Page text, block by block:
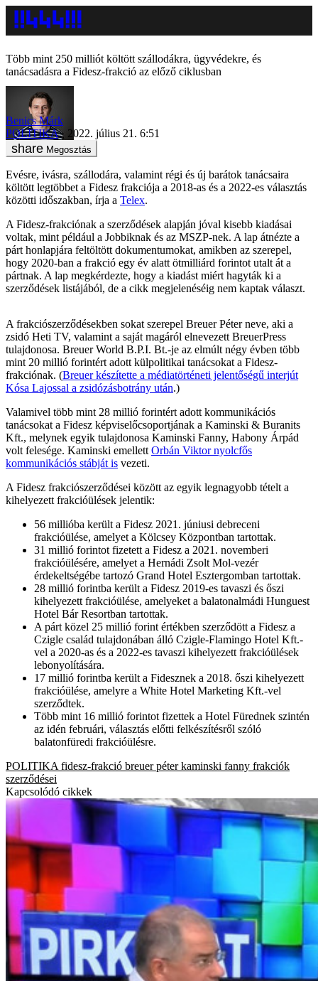
Több mint 250 milliót költött szállodákra, ügyvédekre, és
tanácsadásra a Fidesz-frakció az előző ciklusban
Benics Márk
POLITIKA
2022. július 21. 6:51
Megosztás
Evésre, ivásra, szállodára, valamint régi és új barátok tanácsaira
költött legtöbbet a Fidesz frakciója a 2018-as és a 2022-es választás
közötti időszakban, írja a Telex.
A Fidesz-frakciónak a szerződések alapján jóval kisebb kiadásai
voltak, mint például a Jobbiknak és az MSZP-nek. A lap átnézte a
párt honlapjára feltöltött dokumentumokat, amikben az szerepel,
hogy 2020-ban a frakció egy év alatt ötmilliárd forintot utalt át a
pártnak. A lap megkérdezte, hogy a kiadást miért hagyták ki a
szerződések listájából, de a cikk megjelenéséig nem kaptak választ.
A frakciószerződésekben sokat szerepel Breuer Péter neve, aki a
zsidó Heti TV, valamint a saját magáról elnevezett BreuerPress
tulajdonosa. Breuer World B.P.I. Bt.-je az elmúlt négy évben több
mint 20 millió forintért adott külpolitikai tanácsokat a Fidesz-
frakciónak. (Breuer készítette a médiatörténeti jelentőségű interjút
Kósa Lajossal a zsidózásbotrány után.)
Valamivel több mint 28 millió forintért adott kommunikációs
tanácsokat a Fidesz képviselőcsoportjának a Kaminski & Buranits
Kft., melynek egyik tulajdonosa Kaminski Fanny, Habony Árpád
volt felesége. Kaminski emellett Orbán Viktor nyolcfős
kommunikációs stábját is vezeti.
A Fidesz frakciószerződései között az egyik legnagyobb tételt a
kihelyezett frakcióülések jelentik:
56 millióba került a Fidesz 2021. júniusi debreceni
frakcióülése, amelyet a Kölcsey Központban tartottak.
31 millió forintot fizetett a Fidesz a 2021. novemberi
frakcióülésére, amelyet a Hernádi Zsolt Mol-vezér
érdekeltségébe tartozó Grand Hotel Esztergomban tartottak.
28 millió forintba került a Fidesz 2019-es tavaszi és őszi
kihelyezett frakcióülése, amelyeket a balatonalmádi Hunguest
Hotel Bár Resortban tartottak.
A párt közel 25 millió forint értékben szerződött a Fidesz a
Czigle család tulajdonában álló Czigle-Flamingo Hotel Kft.-
vel a 2020-as és a 2022-es tavaszi kihelyezett frakcióülések
lebonyolítására.
17 millió forintba került a Fidesznek a 2018. őszi kihelyezett
frakcióülése, amelyre a White Hotel Marketing Kft.-vel
szerződtek.
Több mint 16 millió forintot fizettek a Hotel Fürednek szintén
az idén februári, választás előtti felkészítésről szóló
balatonfüredi frakcióülésre.
POLITIKA fidesz-frakció breuer péter kaminski fanny frakciók
szerződései
Kapcsolódó cikkek